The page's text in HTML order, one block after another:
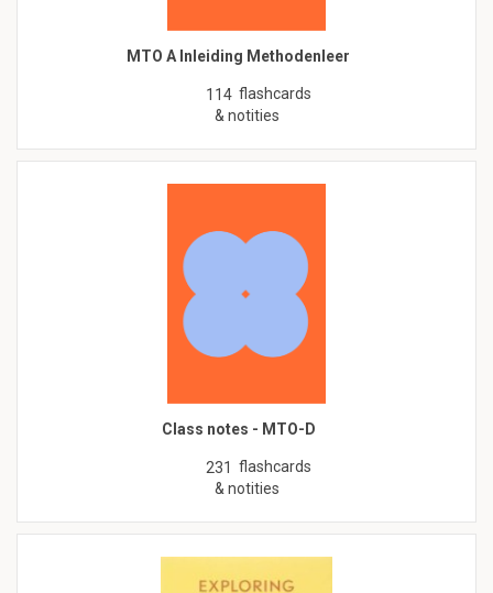
MTO A Inleiding Methodenleer
114 flashcards
& notities
Class notes - MTO-D
231 flashcards
& notities